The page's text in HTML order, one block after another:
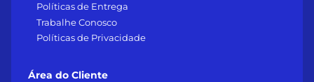
Políticas de Entrega
Trabalhe Conosco
Políticas de Privacidade
Área do Cliente